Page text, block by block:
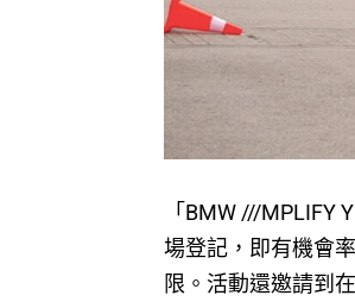
「BMW ///MPLIFY
場登記，即有機會
限。活動還邀請到